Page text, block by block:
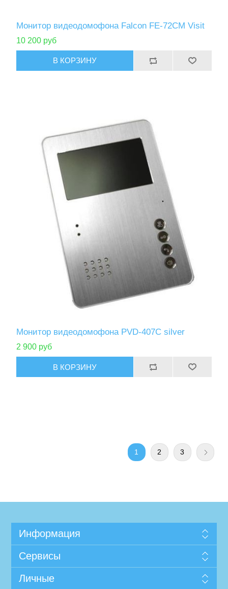
Монитор видеодомофона Falcon FE-72CM Visit
10 200 руб
Монитор видеодомофона PVD-407C silver
2 900 руб
1 2 3
Информация
Сервисы
Личные